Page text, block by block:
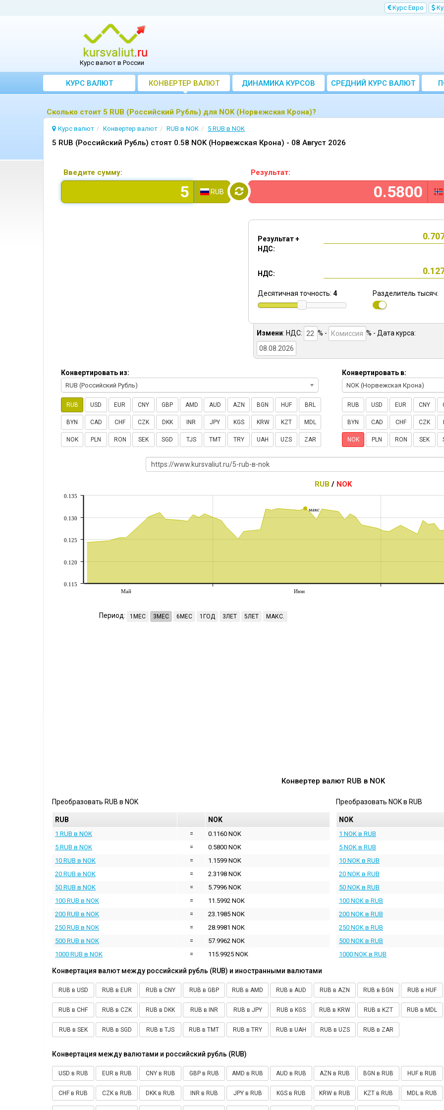
Kурс Евро
Курс валют в России
КУРС ВАЛЮТ КОНВЕРТЕР ВАЛЮТ ДИНАМИКА КУРСОВ
CРЕДНИЙ КУРС ВАЛЮТ
ЗА МЕСЯЦ
Сколько стоит 5 RUB (Российский Рубль) для NOK (Норвежская Крона)?
Курс валют Конвертер валют RUB в NOK 5 RUB в NOK
5 RUB (Российский Рубль) стоят 0.58 NOK (Норвежская Крона) - 08 Август 2026
Введите сумму:
RUB
Результат:
Результат +
НДС:
НДС:
Десятичная точность: 4 Разделитель тысяч:
Измени: НДС: % - % - Дата курса:
Конвертировать из:
RUB (Российский Рубль)
RUB USD EUR CNY GBP AMD AUD AZN BGN HUF BRL
BYN CAD CHF CZK DKK INR JPY KGS KRW KZT MDL
NOK PLN RON SEK SGD TJS TMT TRY UAH UZS ZAR
Конвертировать в:
NOK (Норвежская Крона)
RUB USD EUR CNY
BYN CAD CHF CZK
NOK PLN RON SEK
RUB / NOK
макс
Май Июн
0.115
0.120
0.125
0.130
0.135
Период: 1МЕС 3МЕС 6МЕС 1ГОД 3ЛЕТ 5ЛЕТ МАКС.
Конвертер валют RUB в NOK
Преобразовать RUB в NOK
RUB NOK
1 RUB в NOK =
0.1160 NOK
5 RUB в NOK
=
0.5800 NOK
10 RUB в NOK
=
1.1599 NOK
20 RUB в NOK
=
2.3198 NOK
50 RUB в NOK
=
5.7996 NOK
100 RUB в NOK
=
11.5992 NOK
200 RUB в NOK
=
23.1985 NOK
250 RUB в NOK
=
28.9981 NOK
500 RUB в NOK
=
57.9962 NOK
1000 RUB в NOK
= 115.9925 NOK
Преобразовать NOKв RUB
NOK
1 NOK в RUB
5 NOK в RUB
10 NOK в RUB
20 NOK в RUB
50 NOK в RUB
100 NOK в RUB
200 NOK в RUB
250 NOK в RUB
500 NOK в RUB
1000 NOK в RUB
Конвертация валют между российский рубль (RUB) и иностранными валютами
RUB в USD RUB в EUR RUB в CNY RUB в GBP RUB в AMD RUB в AUD RUB в AZN RUB в BGN RUB в HUF
RUB в CHF RUB в CZK RUB в DKK RUB в INR RUB в JPY RUB в KGS RUB в KRW RUB в KZT RUB в MDL
RUB в SEK RUB в SGD RUB в TJS RUB в TMT RUB в TRY RUB в UAH RUB в UZS RUB в ZAR
Конвертация между валютами и российский рубль (RUB)
USD в RUB EUR в RUB CNY в RUB GBP в RUB AMD в RUB AUD в RUB AZN в RUB BGN в RUB HUF в RUB
CHF в RUB CZK в RUB DKK в RUB INR в RUB JPY в RUB KGS в RUB KRW в RUB KZT в RUB MDL в RUB